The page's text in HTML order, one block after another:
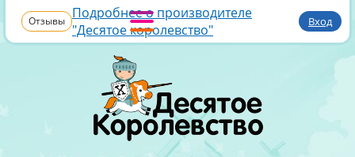
Отзывы Подробнее о производителе
"Десятое королевство"
Вход